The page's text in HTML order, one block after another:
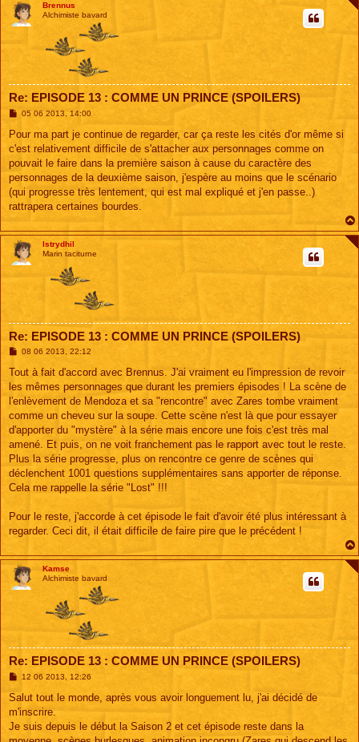
Brennus
Alchimiste bavard
Re: EPISODE 13 : COMME UN PRINCE (SPOILERS)
M
s
a
g
05 06 2013, 14:00
Pour ma part je continue de regarder, car ça reste les cités d'or même si
c'est relativement difficile de s'attacher aux personnages comme on
pouvait le faire dans la première saison à cause du caractère des
personnages de la deuxième saison, j'espère au moins que le scénario
(qui progresse très lentement, qui est mal expliqué et j'en passe..)
rattrapera certaines bourdes.
Istrydhil
Marin taciturne
Re: EPISODE 13 : COMME UN PRINCE (SPOILERS)
M
s
a
g
08 06 2013, 22:12
Tout à fait d'accord avec Brennus. J'ai vraiment eu l'impression de revoir
les mêmes personnages que durant les premiers épisodes ! La scène de
l'enlèvement de Mendoza et sa "rencontre" avec Zares tombe vraiment
comme un cheveu sur la soupe. Cette scène n'est là que pour essayer
d'apporter du "mystère" à la série mais encore une fois c'est très mal
amené. Et puis, on ne voit franchement pas le rapport avec tout le reste.
Plus la série progresse, plus on rencontre ce genre de scènes qui
déclenchent 1001 questions supplémentaires sans apporter de réponse.
Cela me rappelle la série "Lost" !!!
Pour le reste, j'accorde à cet épisode le fait d'avoir été plus intéressant à
regarder. Ceci dit, il était difficile de faire pire que le précédent !
Kamse
Alchimiste bavard
Re: EPISODE 13 : COMME UN PRINCE (SPOILERS)
M
s
a
g
12 06 2013, 12:26
Salut tout le monde, après vous avoir longuement lu, j'ai décidé de
m'inscrire.
Je suis depuis le début la Saison 2 et cet épisode reste dans la